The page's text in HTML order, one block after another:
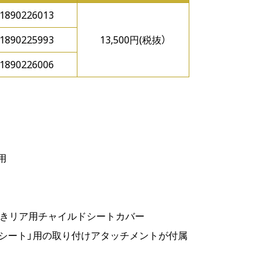
13,500円(税抜）
リア用チャイルドシートカバー
ート」用の取り付けアタッチメントが付属